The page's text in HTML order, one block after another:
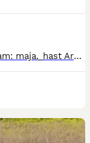
För fler bilder och filmer, besök Instagram: maja._hast Archie är en härlig ponny som passar dig som vill fortsätta utvecklas på tävlingsbanan eller som söker en fantastisk bästa vän. Han lyssnar ti